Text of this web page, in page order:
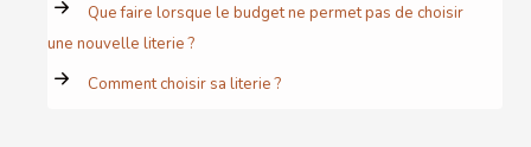
Que faire lorsque le budget ne permet pas de choisir
une nouvelle literie ?
Comment choisir sa literie ?